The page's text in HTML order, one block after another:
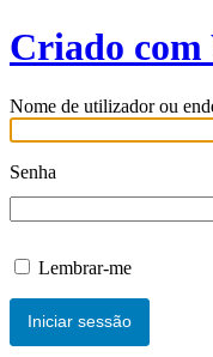
Criado com
Nome de utilizador ou
Senha
Lembrar-me